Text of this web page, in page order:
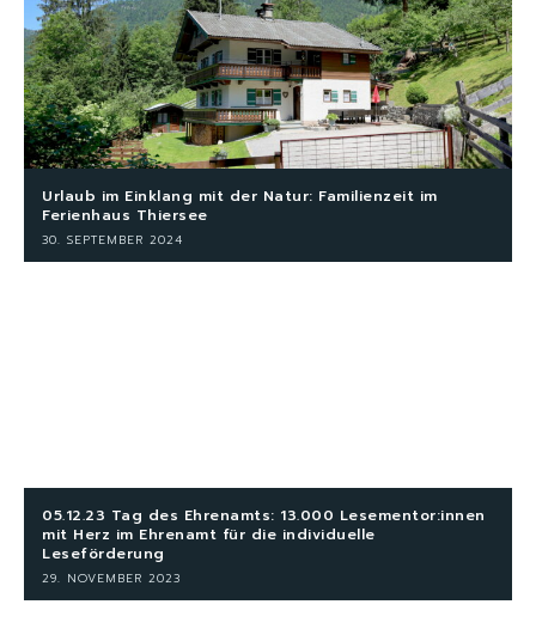
Urlaub im Einklang mit der Natur: Familienzeit im
Ferienhaus Thiersee
30. SEPTEMBER 2024
05.12.23 Tag des Ehrenamts: 13.000 Lesementor:innen
mit Herz im Ehrenamt für die individuelle
Leseförderung
29. NOVEMBER 2023